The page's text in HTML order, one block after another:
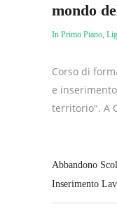
mondo
In Primo Piano
Corso di
e
territorio". A
Abbandono
Inserimento